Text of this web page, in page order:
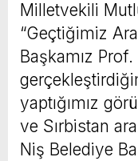
Milletvekili
“Geçtiğimiz
Başkamız
yaptığımız
ve Sırbistan
Niş Belediye